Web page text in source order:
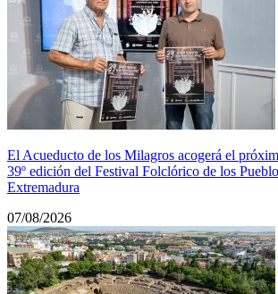
El Acueducto de los Milagros acogerá el
39º edición del Festival Folclórico de los
Extremadura
07/08/2026